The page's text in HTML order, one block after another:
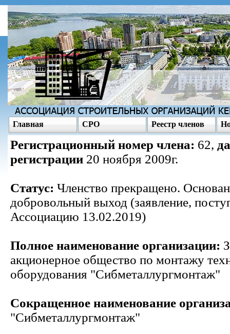
Главная СРО Реестр членов
Регистрационный номер члена: 62,
регистрации 20 ноября 2009г.
Статус: Членство прекращено.
добровольный выход (заявление,
Ассоциацию 13.02.2019)
Полное наименование организации:
акционерное общество по монтажу
оборудования "Сибметаллургмонтаж"
Сокращенное наименование
"Сибметаллургмонтаж"